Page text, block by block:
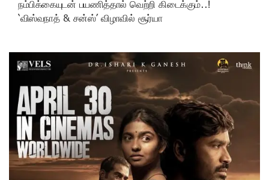
நம்பிக்கையுடன் பயணித்தால் வெற்றி கிடைக்கும்..!
‘விஸ்வநாத் & சன்ஸ்’ விழாவில் சூர்யா